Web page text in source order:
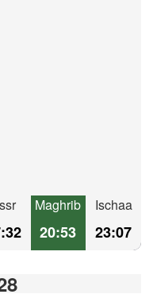
Maghrib
20:53
Ischaa
23:07